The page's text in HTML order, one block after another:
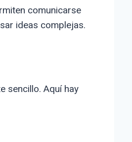
comunicarse
ideas complejas.
sencillo. Aquí hay